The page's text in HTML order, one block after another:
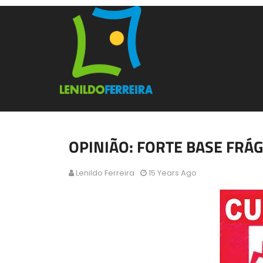
OPINIÃO: FORTE BASE
Lenildo Ferreira 15 Years Ago